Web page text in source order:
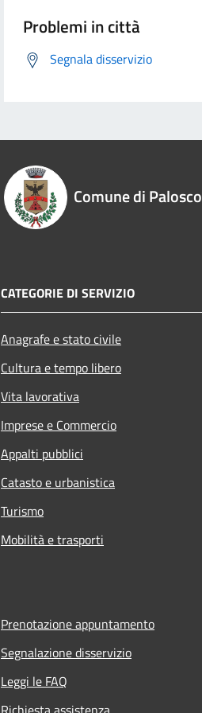
Problemi in città
Segnala disservizio
Comune di Palosco
CATEGORIE DI SERVIZIO
Anagrafe e stato civile
Cultura e tempo libero
Vita lavorativa
Imprese e Commercio
Appalti pubblici
Catasto e urbanistica
Turismo
Mobilità e trasporti
Prenotazione appuntamento
Segnalazione disservizio
Leggi le FAQ